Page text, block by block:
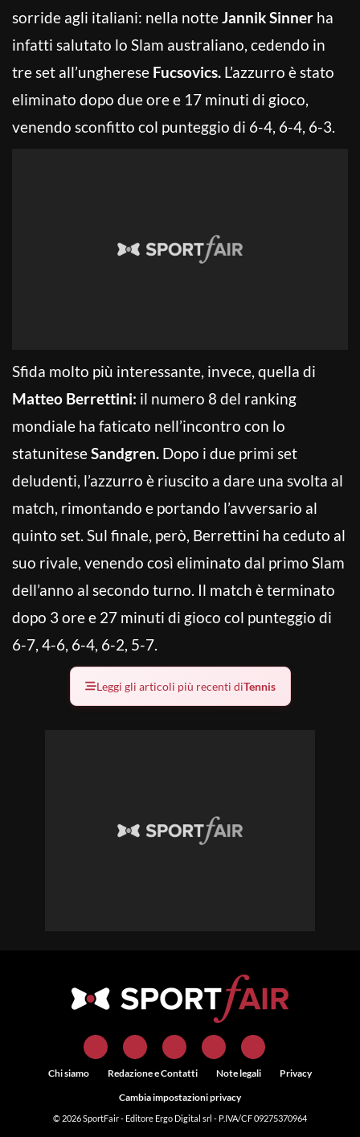
sorride agli italiani: nella notteJannik Sinner ha
infatti salutato lo Slam australiano, cedendo in
tre set all’ungherese Fucsovics. L’azzurro è stato
eliminato dopo due ore e 17 minuti di gioco,
venendo sconfitto col punteggio di 6-4, 6-4, 6-3.
Sfida molto più interessante, invece, quella di
Matteo Berrettini: il numero 8 del ranking
mondiale ha faticato nell’incontro con lo
statuniteseSandgren. Dopo i due primi set
deludenti, l’azzurro è riuscito a dare una svolta al
match, rimontando e portando l’avversario al
quinto set. Sul finale, però, Berrettini ha ceduto al
suo rivale, venendo così eliminato dal primo Slam
dell’anno al secondo turno. Il match è terminato
dopo 3 ore e 27 minuti di gioco col punteggio di
6-7, 4-6, 6-4, 6-2, 5-7.
Leggi gli articoli più recenti diTennis
Chi siamo Redazione e Contatti Note legali
Privacy
Cambia impostazioni privacy
© 2026SportFair- Editore Ergo Digital srl - P.IVA/CF 09275370964